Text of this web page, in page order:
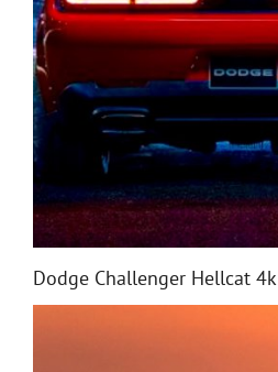
Dodge Challenger Hellcat 4k